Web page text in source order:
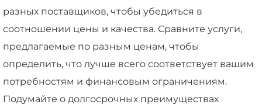
разных поставщиков, чтобы убедиться в
соотношении цены и качества. Сравните услуги,
предлагаемые по разным ценам, чтобы
определить, что лучше всего соответствует вашим
потребностям и финансовым ограничениям.
Подумайте о долгосрочных преимуществах